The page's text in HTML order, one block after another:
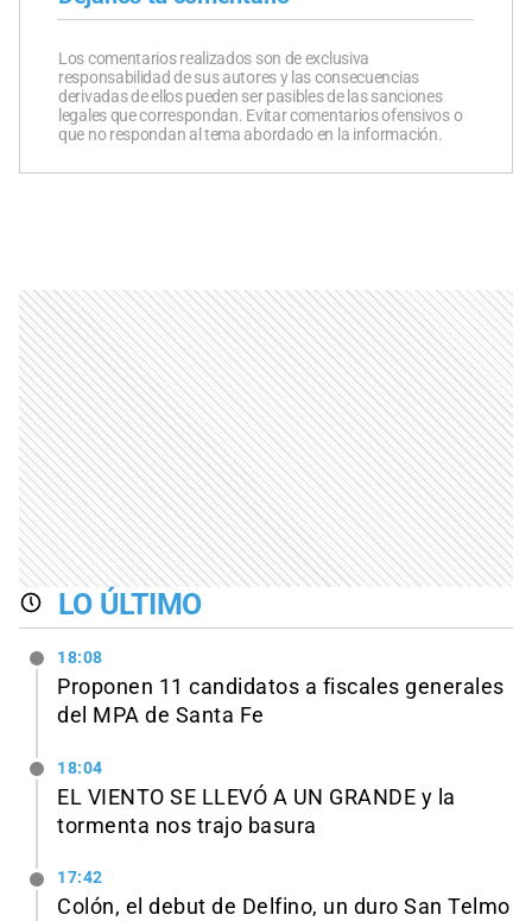
Los comentarios realizados son de exclusiva
responsabilidad de sus autores y las consecuencias
derivadas de ellos pueden ser pasibles de las sanciones
legales que correspondan. Evitar comentarios ofensivos o
que no respondan al tema abordado en la información.
LO ÚLTIMO
18:08
Proponen 11 candidatos a fiscales generales
del MPA de Santa Fe
18:04
EL VIENTO SE LLEVÓ A UN GRANDE y la
tormenta nos trajo basura
17:42
Colón, el debut de Delfino, un duro San Telmo